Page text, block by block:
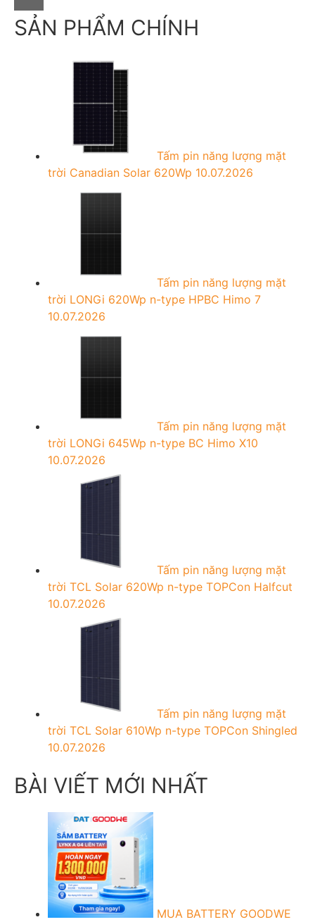
c
h
SẢN PHẨM CHÍNH
Tấm pin năng lượng mặt
trời Canadian Solar 620Wp 10.07.2026
Tấm pin năng lượng mặt
trời LONGi 620Wp n-type HPBC Himo 7
10.07.2026
Tấm pin năng lượng mặt
trời LONGi 645Wp n-type BC Himo X10
10.07.2026
Tấm pin năng lượng mặt
trời TCL Solar 620Wp n-type TOPCon Halfcut
10.07.2026
Tấm pin năng lượng mặt
trời TCL Solar 610Wp n-type TOPCon Shingled
10.07.2026
BÀI VIẾT MỚI NHẤT
MUA BATTERY GOODWE